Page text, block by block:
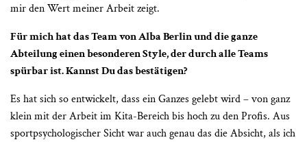
mir den Wert meiner Arbeit zeigt.
Für mich hat das Team von Alba Berlin und die ganze
Abteilung einen besonderen Style, der durch alle Teams
spürbar ist. Kannst Du das bestätigen?
Es hat sich so entwickelt, dass ein Ganzes gelebt wird – von ganz
klein mit der Arbeit im Kita-Bereich bis hoch zu den Profis. Aus
sportpsychologischer Sicht war auch genau das die Absicht, als ich